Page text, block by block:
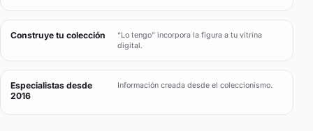
Construye tu colección
“Lo tengo” incorpora la figura a tu vitrina
digital.
Especialistas desde
2016
Información creada desde el coleccionismo.